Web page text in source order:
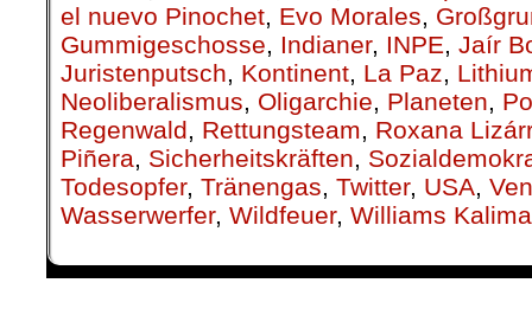
el nuevo Pinochet, Evo Morales,
Gummigeschosse, Indianer, INPE, Jaír
Juristenputsch, Kontinent, La Paz,
Neoliberalismus, Oligarchie, Planeten,
Regenwald, Rettungsteam, Roxana
Piñera, Sicherheitskräften,
Todesopfer, Tränengas, Twitter, USA,
Wasserwerfer, Wildfeuer, Williams